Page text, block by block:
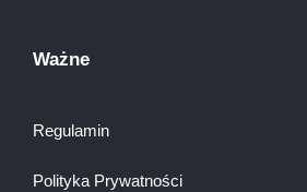
Ważne
Regulamin
Polityka Prywatności